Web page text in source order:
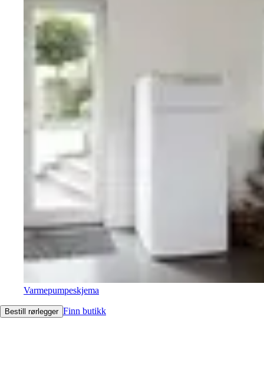
Varmepumpeskjema
Bestill rørlegger Finn butikk